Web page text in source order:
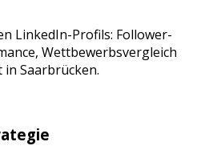
LinkedIn-Profils: Follower-
Wettbewerbsvergleich
in Saarbrücken.